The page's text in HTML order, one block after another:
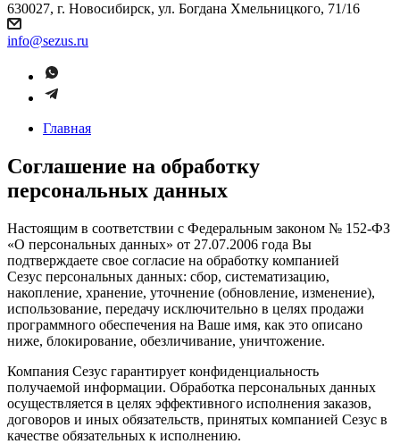
630027, г. Новосибирск, ул. Богдана Хмельницкого, 71/16
info@sezus.ru
Главная
Соглашение на обработку
персональных данных
Настоящим в соответствии с Федеральным законом № 152-ФЗ
«О персональных данных» от 27.07.2006 года Вы
подтверждаете свое согласие на обработку компанией
Сезус персональных данных: сбор, систематизацию,
накопление, хранение, уточнение (обновление, изменение),
использование, передачу исключительно в целях продажи
программного обеспечения на Ваше имя, как это описано
ниже, блокирование, обезличивание, уничтожение.
Компания Сезус гарантирует конфиденциальность
получаемой информации. Обработка персональных данных
осуществляется в целях эффективного исполнения заказов,
договоров и иных обязательств, принятых компанией Сезус в
качестве обязательных к исполнению.